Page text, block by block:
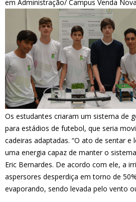
em Administração/ Campus Venda
Os estudantes criaram um sistema de
para estádios de futebol, que seria
cadeiras adaptadas. “O ato de sentar e
uma energia capaz de manter o
Eric Bernardes. De acordo com ele, a
aspersores desperdiça em torno de
evaporando, sendo levada pelo vento